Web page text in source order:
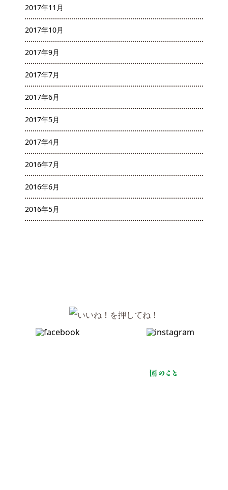
2017年11月
2017年10月
2017年9月
2017年7月
2017年6月
2017年5月
2017年4月
2016年7月
2016年6月
2016年5月